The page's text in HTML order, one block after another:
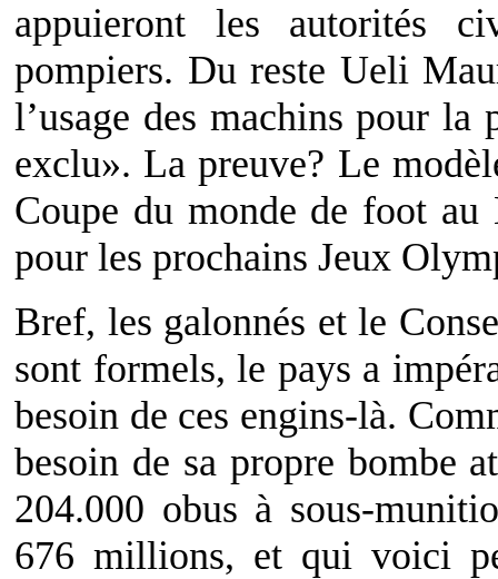
appuieront les autorités
pompiers. Du reste Ueli
l’usage des machins pour la
exclu». La preuve? Le
Coupe du monde de foot
pour les prochains Jeux
Bref, les galonnés et le
sont formels, le pays a
besoin de ces engins-là.
besoin de sa propre bombe
204.000 obus à sous-
676 millions, et qui voici